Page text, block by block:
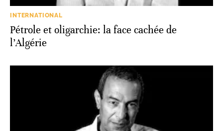
INTERNATIONAL
Pétrole et oligarchie: la face cachée de
l’Algérie